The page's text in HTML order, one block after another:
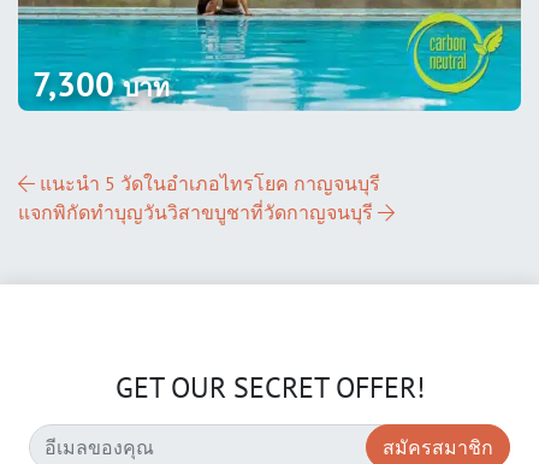
7,300บาท
ส่วนนำทางโพสต์
แนะนำ 5 วัดในอำเภอไทรโยค กาญจนบุรี
แจกพิกัดทำบุญวันวิสาขบูชาที่วัดกาญจนบุรี
GET OUR SECRET OFFER!
สมัครสมาชิก